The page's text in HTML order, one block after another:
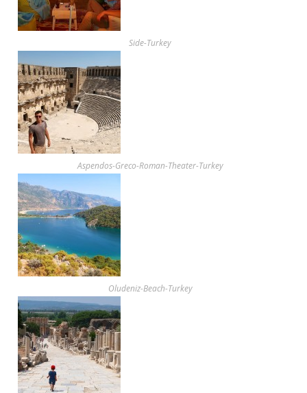
Side-Turkey
Aspendos-Greco-Roman-Theater-Turkey
Oludeniz-Beach-Turkey